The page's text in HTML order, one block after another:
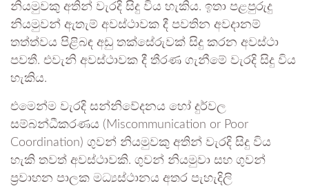
නියමුවකු අතින් වැරදි සිදු විය හැකිය. ඉතා පළපුරුදු
නියමුවන් ඇතැම් අවස්ථාවක දී පවතින අවදානම්
තත්ත්වය පිළිබඳ අඩු තක්සේරුවක් සිදු කරන අවස්ථා
පවතී. එවැනි අවස්ථාවක දී තීරණ ගැනීමේ වැරදි සිදු විය
හැකිය.
එමෙන්ම වැරදි සන්නිවේදනය හෝ දුර්වල
සම්බන්ධීකරණය (Miscommunication or Poor
Coordination) ගුවන් නියමුවකු අතින් වැරදි සිදු විය
හැකි තවත් අවස්ථාවකි. ගුවන් නියමුවා සහ ගුවන්
ප්‍රවාහන පාලක මධ්‍යස්ථානය අතර පැහැදිලි